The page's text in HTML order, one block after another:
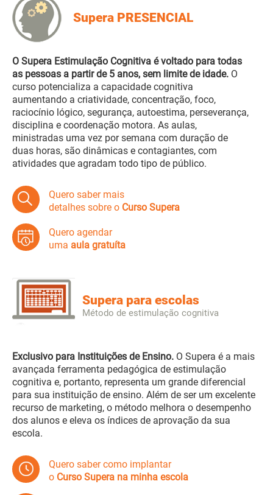
Supera PRESENCIAL
O Supera Estimulação Cognitiva é voltado para todas
as pessoas a partir de 5 anos, sem limite de idade. O
curso potencializa a capacidade cognitiva
aumentando a criatividade, concentração, foco,
raciocínio lógico, segurança, autoestima, perseverança,
disciplina e coordenação motora. As aulas,
ministradas uma vez por semana com duração de
duas horas, são dinâmicas e contagiantes, com
atividades que agradam todo tipo de público.
Quero saber mais
detalhes sobre o Curso Supera
Quero agendar
uma aula gratuíta
Supera para escolas
Método de estimulação cognitiva
Exclusivo para Instituições de Ensino. O Supera é a mais
avançada ferramenta pedagógica de estimulação
cognitiva e, portanto, representa um grande diferencial
para sua instituição de ensino. Além de ser um excelente
recurso de marketing, o método melhora o desempenho
dos alunos e eleva os índices de aprovação da sua
escola.
Quero saber como implantar
o Curso Supera na minha escola